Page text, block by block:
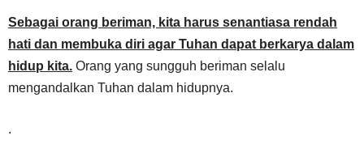
Sebagai orang beriman, kita harus senantiasa rendah
hati dan membuka diri agar Tuhan dapat berkarya dalam
hidup kita. Orang yang sungguh beriman selalu
mengandalkan Tuhan dalam hidupnya.
.